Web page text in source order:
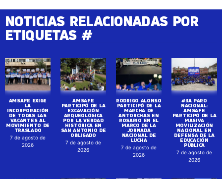
NOTICIAS RELACIONADAS POR
ETIQUETAS #
AMSAFE EXIGE
LA
INCORPORACIÓN
DE TODAS LAS
VACANTES AL
MOVIMIENTO DE
TRASLADO
7 de agosto de
2026
AMSAFE
PARTICIPÓ DE LA
EXCAVACIÓN
ARQUEOLÓGICA
POR LA VERDAD
HISTÓRICA EN
SAN ANTONIO DE
OBLIGADO
7 de agosto de
2026
RODRIGO ALONSO
PARTICIPÓ DE LA
MARCHA DE
ANTORCHAS EN
ROSARIO EN EL
MARCO DE LA
JORNADA
NACIONAL DE
LUCHA
7 de agosto de
2026
#3A PARO
NACIONAL:
AMSAFE
PARTICIPÓ DE LA
MASIVA
MOVILIZACIÓN
NACIONAL EN
DEFENSA DE LA
EDUCACIÓN
PÚBLICA
7 de agosto de
2026